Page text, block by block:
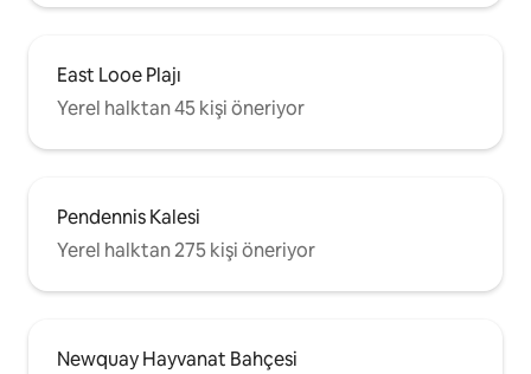
East Looe Plajı
Yerel halktan 45 kişi öneriyor
Pendennis Kalesi
Yerel halktan 275 kişi öneriyor
Newquay Hayvanat Bahçesi